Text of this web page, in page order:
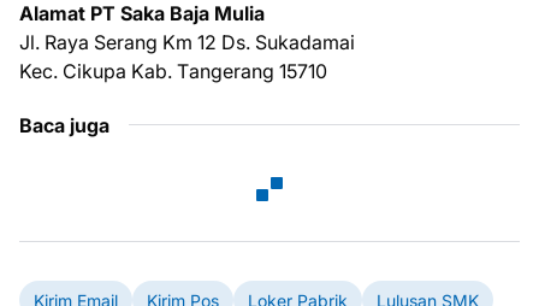
Alаmаt PT Sаkа Baja Mulia
Jl. Rауа Sеrаng Km 12 Ds. Sukadamai
Kec. Cikupa Kab. Tаngеrаng 15710
Baca juga
Kirim Email Kirim Pos Loker Pabrik Lulusan SMK